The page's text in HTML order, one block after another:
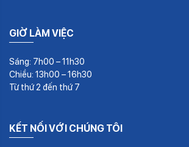
GIỜ LÀM VIỆC
Sáng: 7h00 – 11h30
Chiều: 13h00 – 16h30
Từ thứ 2 đến thứ 7
KẾT NỐI VỚI CHÚNG TÔI